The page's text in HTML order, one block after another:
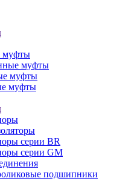
муфты
муфты
муфты
муфты
серии BR
серии GM
подшипники